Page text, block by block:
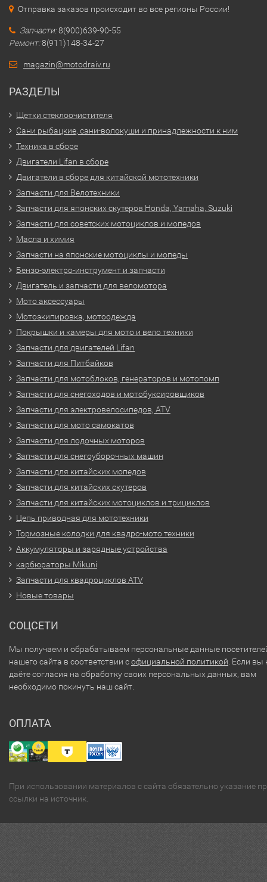
Отправка заказов происходит во все регионы России!
Запчасти:8(900)639-90-55
Ремонт:8(911)148-34-27
magazin@motodraiv.ru
РАЗДЕЛЫ
Щетки стеклоочистителя
Сани рыбацкие, сани-волокуши и принадлежности к ним
Техника в сборе
Двигатели Lifan в сборе
Двигатели в сборе для китайской мототехники
Запчасти для Велотехники
Запчасти для японских скутеров Honda, Yamaha, Suzuki
Запчасти для советских мотоциклов и мопедов
Масла и химия
Запчасти на японские мотоциклы и мопеды
Бензо-электро-инструмент и запчасти
Двигатель и запчасти для веломотора
Мото аксессуары
Мотоэкипировка, мотоодежда
Покрышки и камеры для мото и вело техники
Запчасти для двигателей Lifan
Запчасти для Питбайков
Запчасти для мотоблоков, генераторов и мотопомп
Запчасти для снегоходов и мотобуксировщиков
Запчасти для электровелосипедов, ATV
Запчасти для мото самокатов
Запчасти для лодочных моторов
Запчасти для снегоуборочных машин
Запчасти для китайских мопедов
Запчасти для китайских скутеров
Запчасти для китайских мотоциклов и трициклов
Цепь приводная для мототехники
Тормозные колодки для квадро-мото техники
Аккумуляторы и зарядные устройства
карбюраторы Mikuni
Запчасти для квадроциклов ATV
Новые товары
СОЦСЕТИ
Мы получаем и обрабатываем персональные данные
нашего сайта в соответствии софициальной политикой . Если вы
даёте согласия на обработку своих персональных данных, вам
необходимо покинуть наш сайт.
ОПЛАТА
При использовании материалов с сайта обязательно указание
ссылки на источник.